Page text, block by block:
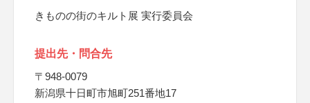
きものの街のキルト展 実行委員会
提出先・問合先
〒948-0079
新潟県十日町市旭町251番地17